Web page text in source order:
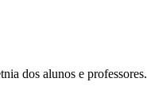
dos alunos e professores.